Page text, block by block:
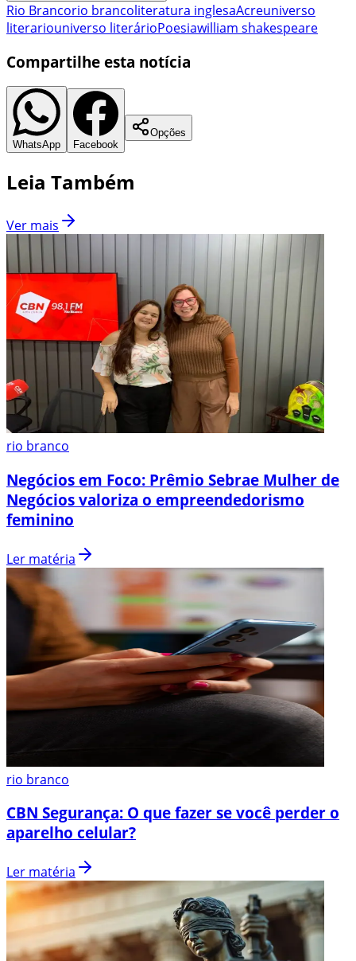
Rio Brancorio brancoliteratura inglesaAcreuniverso
literariouniverso literárioPoesiawilliam shakespeare
Compartilhe esta notícia
WhatsApp Facebook
Opções
Leia Também
Ver mais
rio branco
Negócios em Foco: Prêmio Sebrae Mulher de
Negócios valoriza o empreendedorismo
feminino
Ler matéria
rio branco
CBN Segurança: O que fazer se você perder o
aparelho celular?
Ler matéria